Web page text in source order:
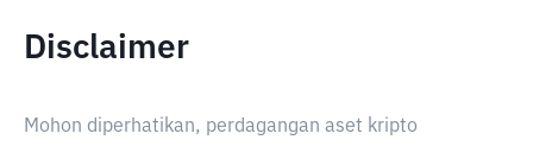
Disclaimer
Mohon diperhatikan, perdagangan aset kripto